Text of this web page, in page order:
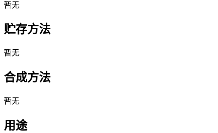
暂无
贮存方法
暂无
合成方法
暂无
用途